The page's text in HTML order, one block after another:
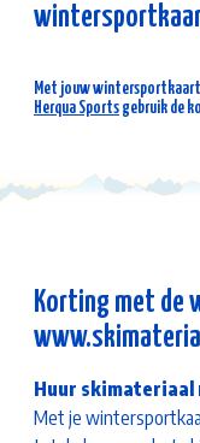
Met jouw
Herqua Sports gebruik de
Korting met de
Huur skimateriaal
Met je